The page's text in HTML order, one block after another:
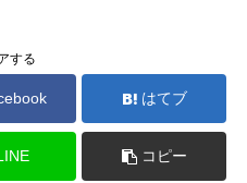
する
はてブ
コピー